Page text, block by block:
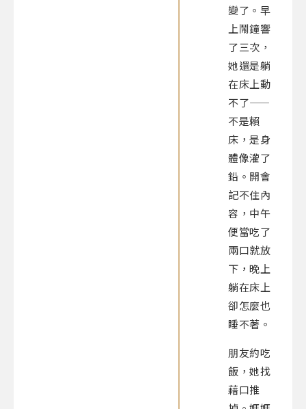
變了。早
上鬧鐘響
了三次，
她還是躺
在床上動
不了——
不是賴
床，是身
體像灌了
鉛。開會
記不住內
容，中午
便當吃了
兩口就放
下，晚上
躺在床上
卻怎麼也
睡不著。
朋友約吃
飯，她找
藉口推